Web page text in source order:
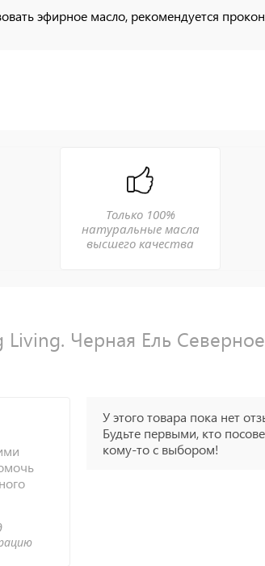
эфирное масло, рекомендуется
Только 100%
натуральные масла
высшего качества
Living. Черная Ель
У этого товара пока нет
Будьте первыми, кто
кому-то с выбором!